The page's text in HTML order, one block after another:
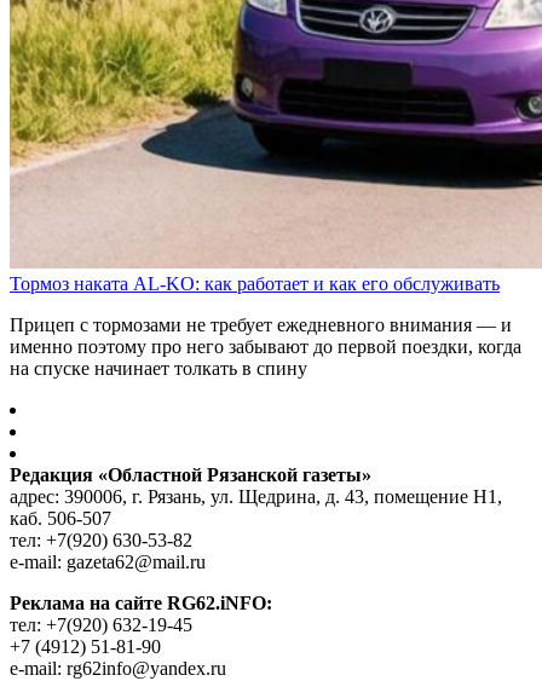
Тормоз наката AL-KO: как работает и как его обслуживать
Прицеп с тормозами не требует ежедневного внимания — и
именно поэтому про него забывают до первой поездки, когда
на спуске начинает толкать в спину
Редакция «Областной Рязанской газеты»
адрес: 390006, г. Рязань, ул. Щедрина, д. 43, помещение Н1,
каб. 506-507
тел: +7(920) 630-53-82
e-mail: gazeta62@mail.ru
Реклама на сайте RG62.iNFO:
тел: +7(920) 632-19-45
+7 (4912) 51-81-90
e-mail: rg62info@yandex.ru